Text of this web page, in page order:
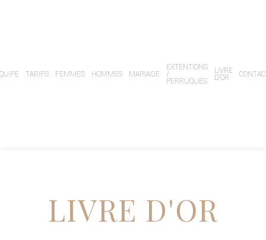
TARIFS FEMMES HOMMES MARIAGE
EXTENTIONS
/
PERRUQUES
LIVRE
D’OR
LIVRE D'OR